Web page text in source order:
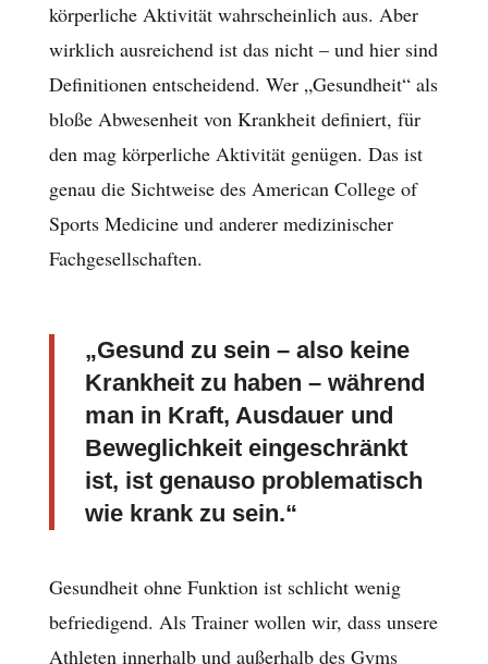
körperliche Aktivität wahrscheinlich aus. Aber
wirklich ausreichend ist das nicht – und hier sind
Definitionen entscheidend. Wer „Gesundheit“ als
bloße Abwesenheit von Krankheit definiert, für
den mag körperliche Aktivität genügen. Das ist
genau die Sichtweise des American College of
Sports Medicine und anderer medizinischer
Fachgesellschaften.
„Gesund zu sein – also keine
Krankheit zu haben – während
man in Kraft, Ausdauer und
Beweglichkeit eingeschränkt
ist, ist genauso problematisch
wie krank zu sein.“
Gesundheit ohne Funktion ist schlicht wenig
befriedigend. Als Trainer wollen wir, dass unsere
Athleten innerhalb und außerhalb des Gyms